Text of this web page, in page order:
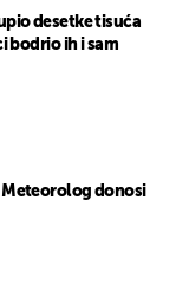
desetke tisuća
bodrio ih i sam
Meteorolog donosi